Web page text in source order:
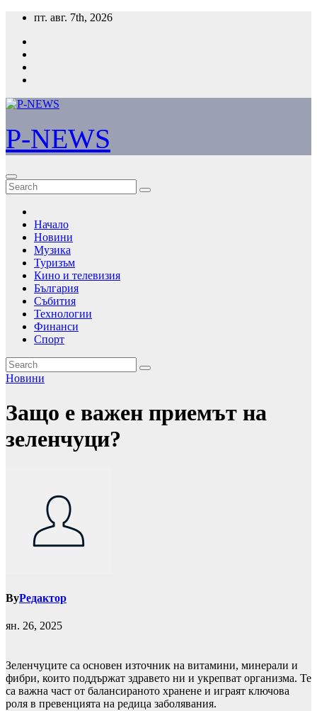
Skip
content
пт. авг. 7th, 2026
P-NEWS
Начало
Новини
Музика
Туризъм
Кино и телевизия
България
Събития
Технологии
Финанси
Спорт
Новини
Защо е важен приемът на
зеленчуци?
ByРедактор
ян. 26, 2025
Зеленчуците са основен източник на витамини, минерали и
фибри, които поддържат здравето ни и укрепват организма. Те
са важна част от балансираното хранене и играят ключова
роля в превенцията на редица заболявания.